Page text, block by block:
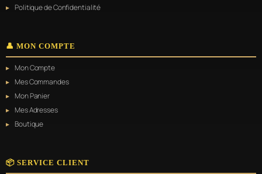
Politique de Confidentialité
👤 MON COMPTE
Mon Compte
Mes Commandes
Mon Panier
Mes Adresses
Boutique
📦 SERVICE CLIENT